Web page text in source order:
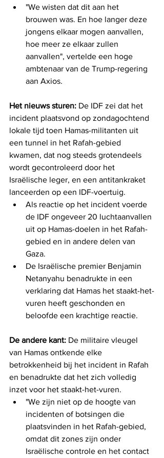
"We wisten dat dit aan het
brouwen was. En hoe langer deze
jongens elkaar mogen aanvallen,
hoe meer ze elkaar zullen
aanvallen", vertelde een hoge
ambtenaar van de Trump-regering
aan Axios.
Het nieuws sturen: De IDF zei dat het
incident plaatsvond op zondagochtend
lokale tijd toen Hamas-militanten uit
een tunnel in het Rafah-gebied
kwamen, dat nog steeds grotendeels
wordt gecontroleerd door het
Israëlische leger, en een antitankraket
lanceerden op een IDF-voertuig.
Als reactie op het incident voerde
de IDF ongeveer 20 luchtaanvallen
uit op Hamas-doelen in het Rafah-
gebied en in andere delen van
Gaza.
De Israëlische premier Benjamin
Netanyahu benadrukte in een
verklaring dat Hamas het staakt-het-
vuren heeft geschonden en
beloofde een krachtige reactie.
De andere kant: De militaire vleugel
van Hamas ontkende elke
betrokkenheid bij het incident in Rafah
en benadrukte dat het zich volledig
inzet voor het staakt-het-vuren.
"We zijn niet op de hoogte van
incidenten of botsingen die
plaatsvinden in het Rafah-gebied,
omdat dit zones zijn onder
Israëlische controle en het contact